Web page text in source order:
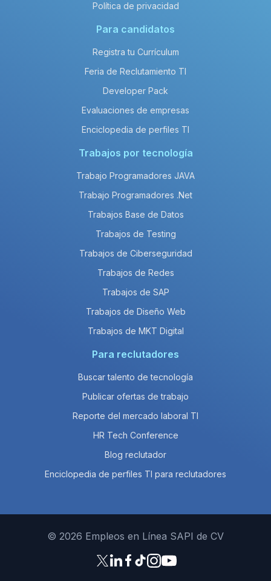
Política de privacidad
Para candidatos
Registra tu Currículum
Feria de Reclutamiento TI
Developer Pack
Evaluaciones de empresas
Enciclopedia de perfiles TI
Trabajos por tecnología
Trabajo Programadores JAVA
Trabajo Programadores .Net
Trabajos Base de Datos
Trabajos de Testing
Trabajos de Ciberseguridad
Trabajos de Redes
Trabajos de SAP
Trabajos de Diseño Web
Trabajos de MKT Digital
Para reclutadores
Buscar talento de tecnología
Publicar ofertas de trabajo
Reporte del mercado laboral TI
HR Tech Conference
Blog reclutador
Enciclopedia de perfiles TI para reclutadores
© 2026 Empleos en Línea SAPI de CV